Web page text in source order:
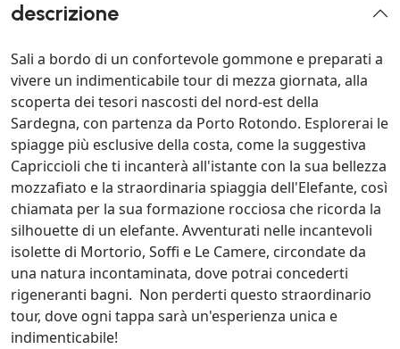
descrizione
Sali a bordo di un confortevole gommone e preparati a
vivere un indimenticabile tour di mezza giornata, alla
scoperta dei tesori nascosti del nord-est della
Sardegna, con partenza da Porto Rotondo. Esplorerai le
spiagge più esclusive della costa, come la suggestiva
Capriccioli che ti incanterà all'istante con la sua bellezza
mozzafiato e la straordinaria spiaggia dell'Elefante, così
chiamata per la sua formazione rocciosa che ricorda la
silhouette di un elefante. Avventurati nelle incantevoli
isolette di Mortorio, Soffi e Le Camere, circondate da
una natura incontaminata, dove potrai concederti
rigeneranti bagni. Non perderti questo straordinario
tour, dove ogni tappa sarà un'esperienza unica e
indimenticabile!